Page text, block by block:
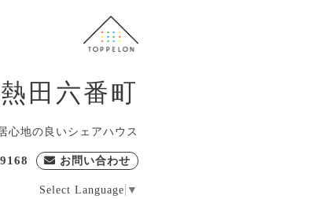
田六番町
心地の良いシェアハウス
お問い合わせ
Select Language ▼